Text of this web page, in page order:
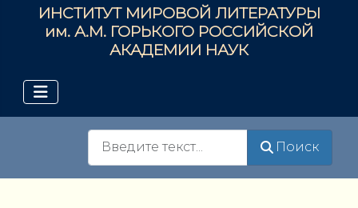
ИНСТИТУТ МИРОВОЙ ЛИТЕРАТУРЫ
им. А.М. ГОРЬКОГО РОССИЙСКОЙ
АКАДЕМИИ НАУК
Поиск